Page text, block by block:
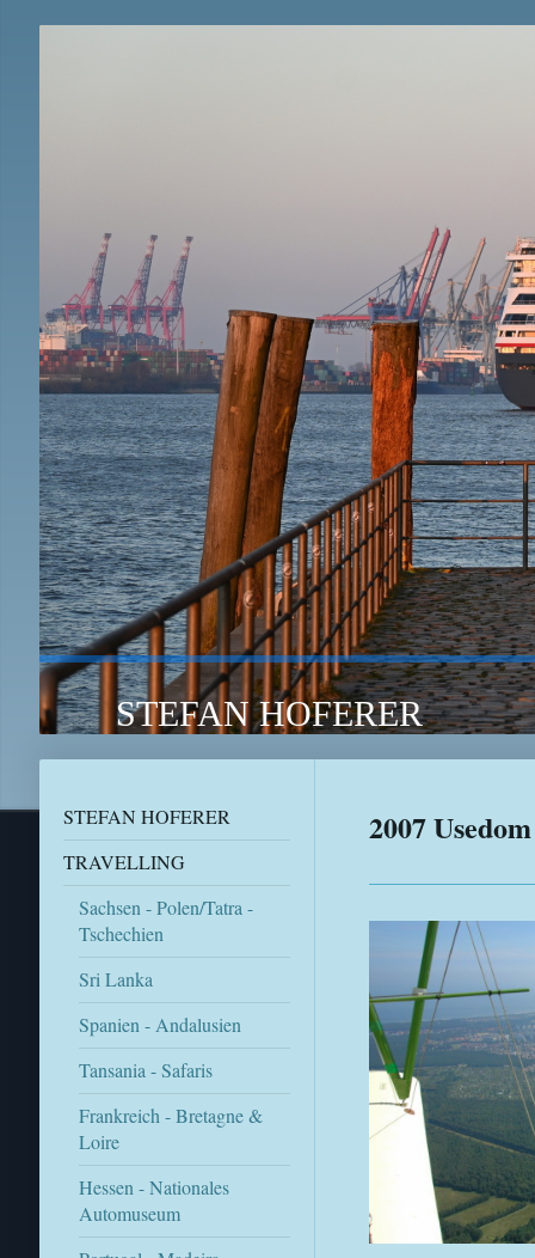
STEFAN HOFERER
STEFAN HOFERER
TRAVELLING
Sachsen - Polen/Tatra -
Tschechien
Sri Lanka
Spanien - Andalusien
Tansania - Safaris
Frankreich - Bretagne &
Loire
Hessen - Nationales
Automuseum
2007